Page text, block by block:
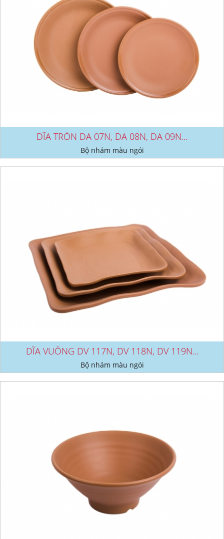
DĨA TRÒN DA 07N, DA 08N, DA 09N...
Bộ nhám màu ngói
DĨA VUÔNG DV 117N, DV 118N, DV 119N...
Bộ nhám màu ngói